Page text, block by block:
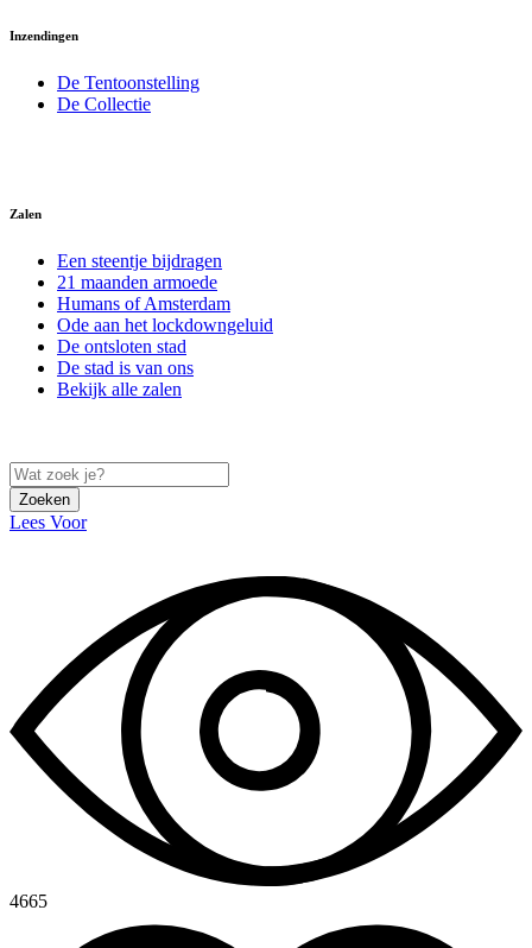
Inzendingen
De Tentoonstelling
De Collectie
Zalen
Een steentje bijdragen
21 maanden armoede
Humans of Amsterdam
Ode aan het lockdowngeluid
De ontsloten stad
De stad is van ons
Bekijk alle zalen
Zoeken
Lees Voor
4665